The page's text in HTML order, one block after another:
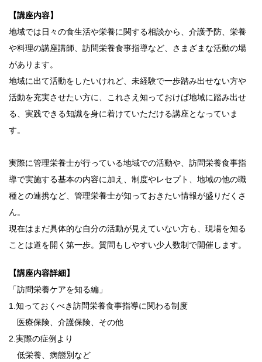
【講座内容】
地域では日々の食生活や栄養に関する相談から、介護予防、栄養
や料理の講座講師、訪問栄養食事指導など、さまざまな活動の場
があります。
地域に出て活動をしたいけれど、未経験で一歩踏み出せない方や
活動を充実させたい方に、これさえ知っておけば地域に踏み出せ
る、実践できる知識を身に着けていただける講座となっていま
す。
実際に管理栄養士が行っている地域での活動や、訪問栄養食事指
導で実施する基本の内容に加え、制度やレセプト、地域の他の職
種との連携など、管理栄養士が知っておきたい情報が盛りだくさ
ん。
現在はまだ具体的な自分の活動が見えていない方も、現場を知る
ことは道を開く第一歩。質問もしやすい少人数制で開催します。
【講座内容詳細】
「訪問栄養ケアを知る編」
1.知っておくべき訪問栄養食事指導に関わる制度
医療保険、介護保険、その他
2.実際の症例より
低栄養、病態別など